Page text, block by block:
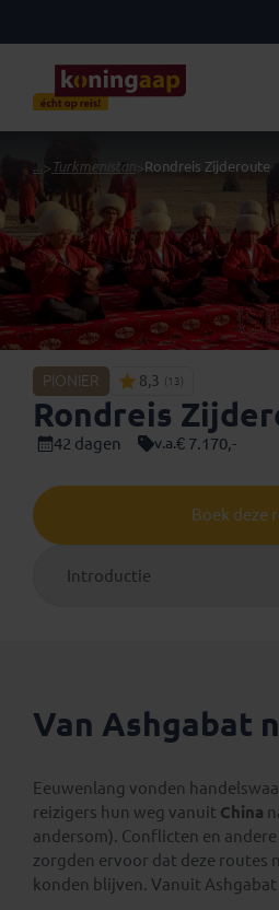
... > Turkmenistan >Rondreis Zijderoute
PIONIER 8,3 (13)
Rondreis
42 dagen v.a.€ 7.170,-
Boek deze
Introductie
Van Ashgabat
Eeuwenlang vonden
reizigers hun weg vanuit China
andersom). Conflicten en
zorgden ervoor dat deze routes
konden blijven. Vanuit